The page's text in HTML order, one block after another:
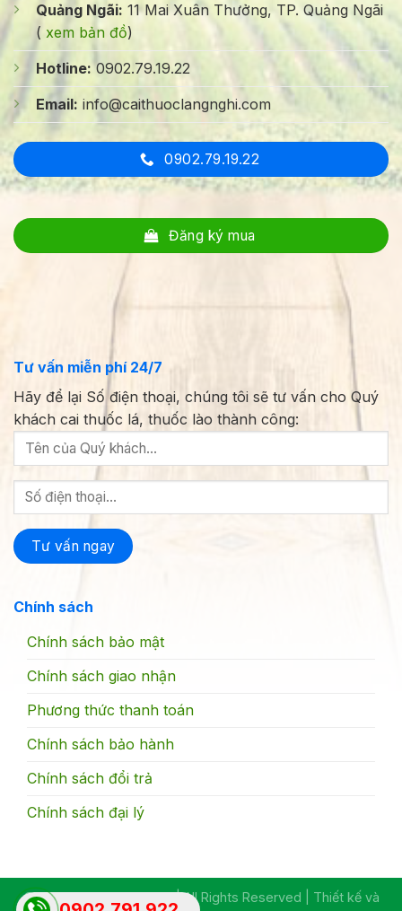
Quảng Ngãi: 11 Mai Xuân Thưởng, TP. Quảng Ngãi
( xem bản đồ)
Hotline:0902.79.19.22
Email: info@caithuoclangnghi.com
0902.79.19.22
Đăng ký mua
Tư vấn miễn phí 24/7
Hãy để lại Số điện thoại, chúng tôi sẽ tư vấn cho Quý
khách cai thuốc lá, thuốc lào thành công:
Chính sách
Chính sách bảo mật
Chính sách giao nhận
Phương thức thanh toán
Chính sách bảo hành
Chính sách đổi trả
Chính sách đại lý
© Copyright 2015 - 2022 | All Rights Reserved | Thiết kế và